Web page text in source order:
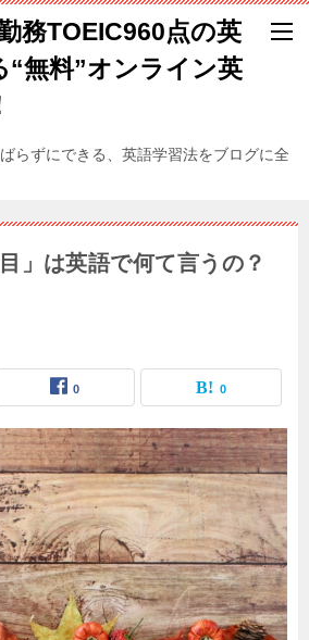
務TOEIC960点の英
“無料”オンライン英
らずにできる、英語学習法をブログに全
」は英語で何て言うの？
0 0